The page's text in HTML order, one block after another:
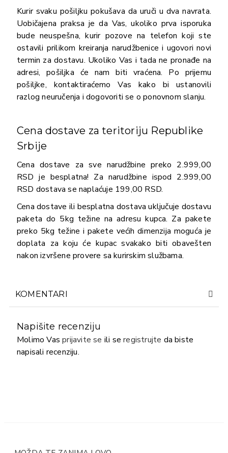
Kurir svaku pošiljku pokušava da uruči u dva navrata.
Uobičajena praksa je da Vas, ukoliko prva isporuka
bude neuspešna, kurir pozove na telefon koji ste
ostavili prilikom kreiranja narudžbenice i ugovori novi
termin za dostavu. Ukoliko Vas i tada ne pronađe na
adresi, pošiljka će nam biti vraćena. Po prijemu
pošiljke, kontaktiraćemo Vas kako bi ustanovili
razlog neuručenja i dogovoriti se o ponovnom slanju.
Cena dostave za teritoriju Republike
Srbije
Cena dostave za sve narudžbine preko 2.999,00
RSD je besplatna! Za narudžbine ispod 2.999,00
RSD dostava se naplaćuje 199,00 RSD.
Cena dostave ili besplatna dostava uključuje dostavu
paketa do 5kg težine na adresu kupca. Za pakete
preko 5kg težine i pakete većih dimenzija moguća je
doplata za koju će kupac svakako biti obavešten
nakon izvršene provere sa kurirskim službama.
KOMENTARI
Napišite recenziju
Molimo Vasprijavite se ili seregistrujte da biste
napisali recenziju.